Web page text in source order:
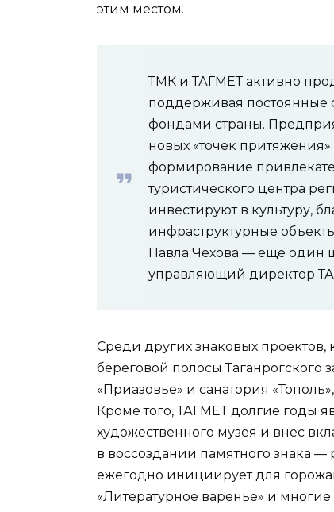
этим местом.
ТМК и ТАГМЕТ активно
поддерживая постоянные
фондами страны.
новых «точек
формирование
туристического центра
инвестируют в культуру,
инфраструктурные
Павла Чехова — еще один
управляющий директор
Среди других знаковых проектов,
береговой полосы Таганрогского
«Приазовье» и санатория
Кроме того, ТАГМЕТ долгие годы
художественного музея и внес
в воссоздании памятного знака
ежегодно инициирует для
«Литературное варенье» и многие